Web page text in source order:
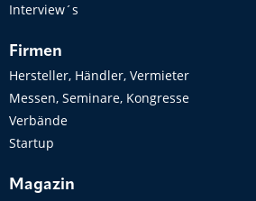
Interview´s
Firmen
Hersteller, Händler, Vermieter
Messen, Seminare, Kongresse
Verbände
Startup
Magazin